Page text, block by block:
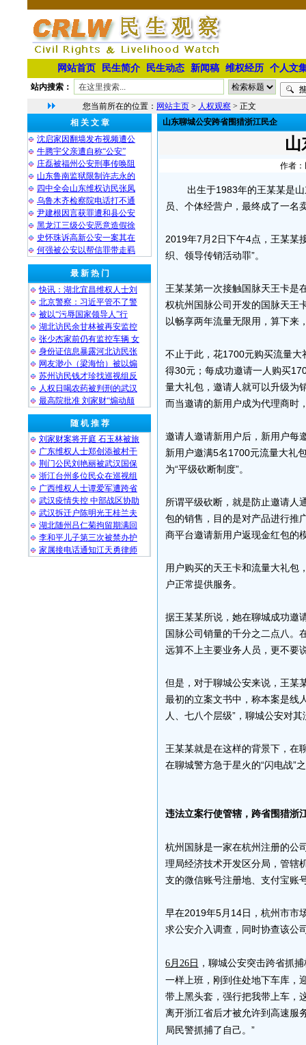
网站首页 民生简介 民生动态 新闻稿 维权经历 个人文
站内搜索：
您当前所在的位置： 网站主页 > 人权观察 > 正文
相 关 文 章
沈启家因翻墙发布视频遭公
牛腾宇父亲遭自称“公安”
庄磊被福州公安刑事传唤阻
山东鲁南监狱限制许志永的
四中全会山东维权访民张凤
乌鲁木齐检察院电话打不通
尹建根因言获罪遭和县公安
黑龙江三级公安恶意造假徐
史怀珠诉高新公安一案其在
何强被公安以帮信罪带走羁
最 新 热 门
快讯：湖北宜昌维权人士刘
北京警察：习近平管不了警
被以“污辱国家领导人”行
湖北访民余甘林被再安监控
张少杰家前仍有监控车辆 女
身份证信息暴露河北访民张
网友渺小（梁海怡）被以煽
苏州访民钱才珍找巡视组反
人权日喝农药被判刑的武汉
最高院批准 刘家财“煽动颠
随 机 推 荐
刘家财案将开庭 石玉林被旅
广东维权人士郑创添被村干
荆门公民刘艳丽被武汉国保
浙江台州多位民众在巡视组
广西维权人士谭爱军遭跨省
武汉疫情失控 中部战区协助
武汉拆迁户陈明光王桂兰夫
湖北随州吕仁菊拘留期满回
李和平儿子第三次被禁办护
家属接电话通知江天勇律师
山东聊城公安跨省围猎浙江民企
山
作者：
出生于1983年的王某某是
员、个体经营户，最终成了一名
2019年7月2日下午4点，王某某
织、领导传销活动罪”。
王某某第一次接触国脉天王卡是
权杭州国脉公司开发的国脉天王
以畅享两年流量无限用，算下来
不止于此，花1700元购买流量
得30元；每成功邀请一人购买
量大礼包，邀请人就可以升级为
而当邀请的新用户成为代理商时
邀请人邀请新用户后，新用户每
新用户邀满5名1700元流量大礼
为“平级砍断制度”。
所谓平级砍断，就是防止邀请人
包的销售，目的是对产品进行推
商平台邀请新用户返现金红包的
用户购买的天王卡和流量大礼包
户正常提供服务。
据王某某所说，她在聊城成功邀
国脉公司销量的千分之二点八。
远算不上主要业务人员，更不要
但是，对于聊城公安来说，王某
最初的立案文书中，称本案是线
人、七八个层级”，聊城公安对
王某某就是在这样的背景下，在
在聊城警方急于星火的“闪电战”
违法立案行使管辖，跨省围猎浙
杭州国脉是一家在杭州注册的公
理局经济技术开发区分局，管辖
支的微信账号注册地、支付宝账
早在2019年5月14日，杭州市市
求公安介入调查，同时协查该公
6月26日 ，聊城公安突击跨省抓
一样上班，刚到住处地下车库，
带上黑头套，强行把我带上车，
离开浙江省后才被允许到高速服
局民警抓捕了自己。”